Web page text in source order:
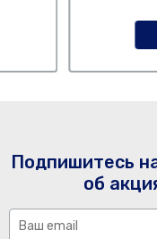
Подпишитесь
об